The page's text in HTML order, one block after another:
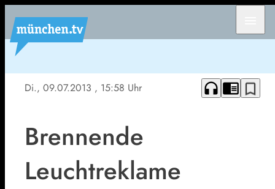
Di., 09.07.2013 , 15:58 Uhr headphones chrome_reader_mode bookmark_border
Brennende
Leuchtreklame